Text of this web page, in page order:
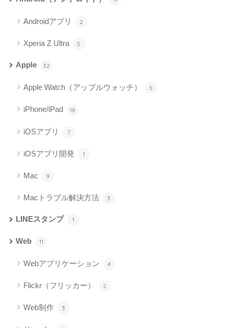
Androidアプリ 2
Xperia Z Ultra 5
Apple 32
Apple Watch（アップルウォッチ） 5
iPhone/iPad 18
iOSアプリ 7
iOSアプリ開発 1
Mac 9
Macトラブル解決方法 3
LINEスタンプ 1
Web 11
Webアプリケーション 4
Flickr（フリッカー） 2
Web制作 3